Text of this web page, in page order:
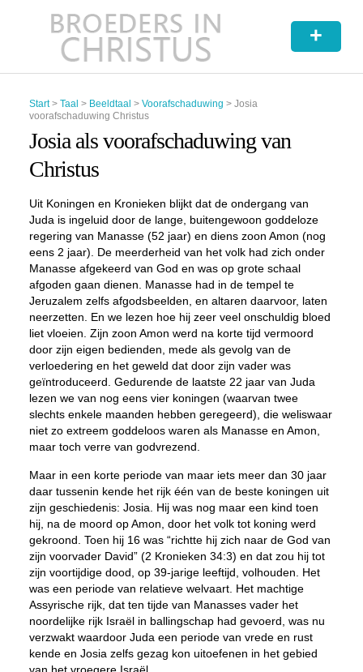
+
Start> Taal > Beeldtaal > Voorafschaduwing > Josia
voorafschaduwing Christus
Josia als voorafschaduwing van
Christus
Uit Koningen en Kronieken blijkt dat de ondergang van
Juda is ingeluid door de lange, buitengewoon goddeloze
regering van Manasse (52 jaar) en diens zoon Amon (nog
eens 2 jaar). De meerderheid van het volk had zich onder
Manasse afgekeerd van God en was op grote schaal
afgoden gaan dienen. Manasse had in de tempel te
Jeruzalem zelfs afgodsbeelden, en altaren daarvoor, laten
neerzetten. En we lezen hoe hij zeer veel onschuldig bloed
liet vloeien. Zijn zoon Amon werd na korte tijd vermoord
door zijn eigen bedienden, mede als gevolg van de
verloedering en het geweld dat door zijn vader was
geïntroduceerd. Gedurende de laatste 22 jaar van Juda
lezen we van nog eens vier koningen (waarvan twee
slechts enkele maanden hebben geregeerd), die weliswaar
niet zo extreem goddeloos waren als Manasse en Amon,
maar toch verre van godvrezend.
Maar in een korte periode van maar iets meer dan 30 jaar
daar tussenin kende het rijk één van de beste koningen uit
zijn geschiedenis: Josia. Hij was nog maar een kind toen
hij, na de moord op Amon, door het volk tot koning werd
gekroond. Toen hij 16 was “richtte hij zich naar de God van
zijn voorvader David” (2 Kronieken 34:3) en dat zou hij tot
zijn voortijdige dood, op 39-jarige leeftijd, volhouden. Het
was een periode van relatieve welvaart. Het machtige
Assyrische rijk, dat ten tijde van Manasses vader het
noordelijke rijk Israël in ballingschap had gevoerd, was nu
verzwakt waardoor Juda een periode van vrede en rust
kende en Josia zelfs gezag kon uitoefenen in het gebied